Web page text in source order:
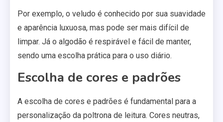
Por exemplo, o veludo é conhecido por sua suavidade
e aparência luxuosa, mas pode ser mais difícil de
limpar. Já o algodão é respirável e fácil de manter,
sendo uma escolha prática para o uso diário.
Escolha de cores e padrões
A escolha de cores e padrões é fundamental para a
personalização da poltrona de leitura. Cores neutras,